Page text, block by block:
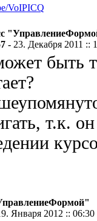
VoIPICQ
- 23. Декабря 2011 ::
быть
т.к.
Января 2012 :: 06:30